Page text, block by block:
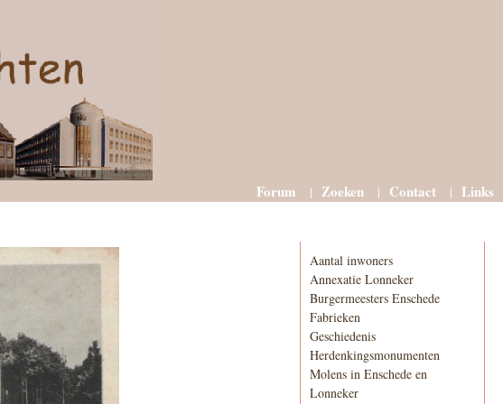
Forum Zoeken Contact Links
Aantal inwoners
Annexatie Lonneker
Burgermeesters Enschede
Fabrieken
Geschiedenis
Herdenkingsmonumenten
Molens in Enschede en
Lonneker